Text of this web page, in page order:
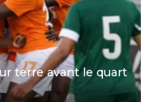
terre avant le quart